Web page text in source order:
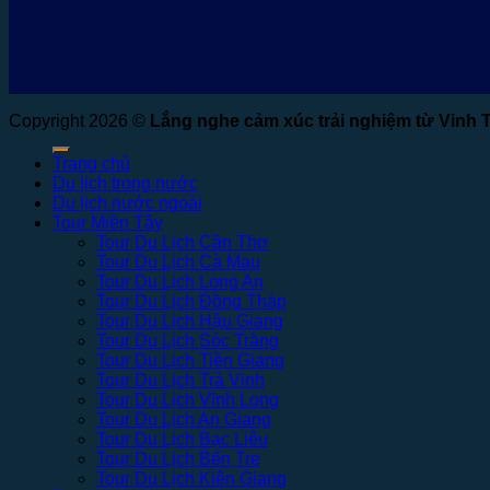
Copyright 2026 © Lắng nghe cảm xúc trải nghiệm từ Vinh
Trang chủ
Du lịch trong nước
Du lịch nước ngoài
Tour Miền Tây
Tour Du Lịch Cần Thơ
Tour Du Lịch Cà Mau
Tour Du Lịch Long An
Tour Du Lịch Đồng Tháp
Tour Du Lịch Hậu Giang
Tour Du Lịch Sóc Trăng
Tour Du Lịch Tiền Giang
Tour Du Lịch Trà Vinh
Tour Du Lịch Vĩnh Long
Tour Du Lịch An Giang
Tour Du Lịch Bạc Liêu
Tour Du Lịch Bến Tre
Tour Du Lịch Kiên Giang